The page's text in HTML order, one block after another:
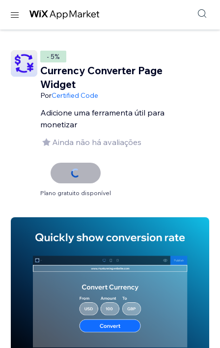
- 5%
Currency Converter Page
Widget
PorCertified Code
Adicione uma ferramenta útil para
monetizar
Ainda não há avaliações
Plano gratuito disponível